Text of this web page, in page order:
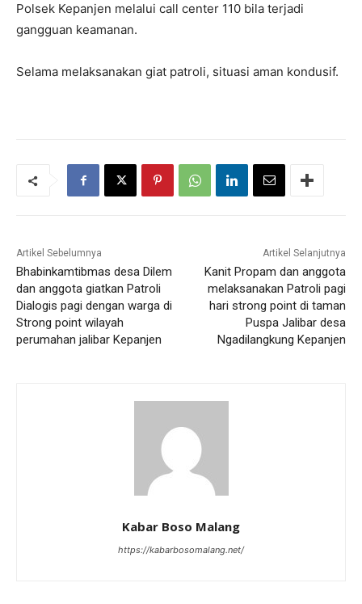
Polsek Kepanjen melalui call center 110 bila terjadi
gangguan keamanan.
Selama melaksanakan giat patroli, situasi aman kondusif.
Artikel Sebelumnya
Bhabinkamtibmas desa Dilem
dan anggota giatkan Patroli
Dialogis pagi dengan warga di
Strong point wilayah
perumahan jalibar Kepanjen
Artikel Selanjutnya
Kanit Propam dan anggota
melaksanakan Patroli pagi
hari strong point di taman
Puspa Jalibar desa
Ngadilangkung Kepanjen
Kabar Boso Malang
https://kabarbosomalang.net/